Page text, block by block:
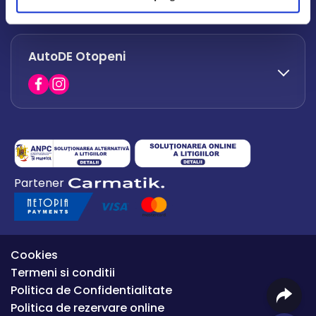
office.afumati@autode.ro
0730 063 852
0730 063 851
AutoDE Otopeni
0754 649 360
office.premium@autode.ro
Partener
Cookies
Termeni si conditii
Politica de Confidentialitate
Politica de rezervare online